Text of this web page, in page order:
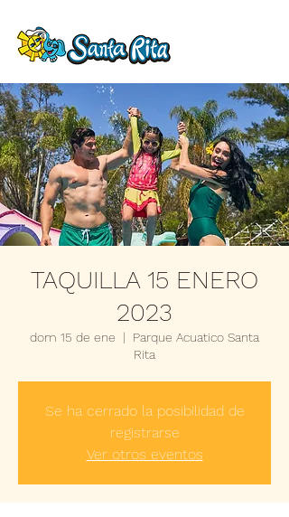
TAQUILLA 15 ENERO
2023
dom 15 de ene
  |
Parque Acuatico Santa
Rita
Se ha cerrado la posibilidad de
registrarse
Ver otros eventos